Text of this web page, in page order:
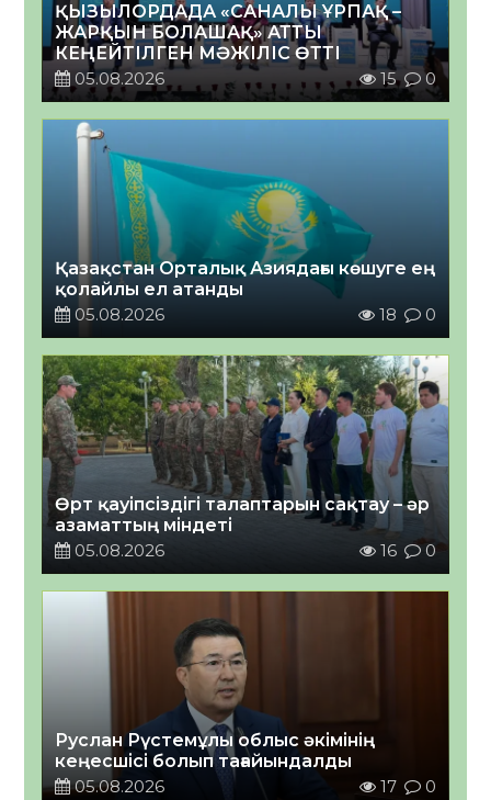
ҚЫЗЫЛОРДАДА «САНАЛЫ ҰРПАҚ –
ЖАРҚЫН БОЛАШАҚ» АТТЫ
КЕҢЕЙТІЛГЕН МӘЖІЛІС ӨТТІ
05.08.2026
15 0
Қазақстан Орталық Азиядағы көшуге ең
қолайлы ел атанды
05.08.2026
18 0
Өрт қауіпсіздігі талаптарын сақтау – әр
азаматтың міндеті
05.08.2026
16 0
Руслан Рүстемұлы облыс әкімінің
кеңесшісі болып тағайындалды
05.08.2026
17 0